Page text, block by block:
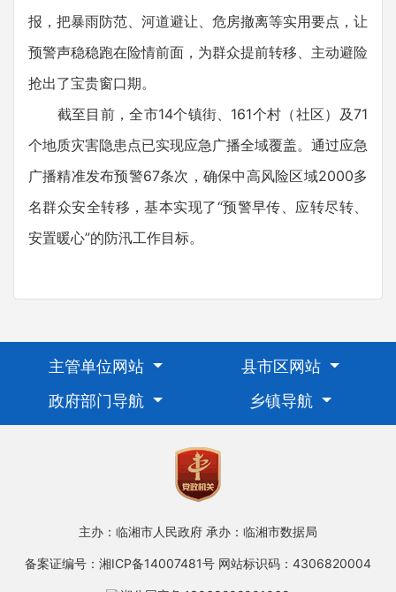
报，把暴雨防范、河道避让、危房撤离等实用要点，让
预警声稳稳跑在险情前面，为群众提前转移、主动避险
抢出了宝贵窗口期。
截至目前，全市14个镇街、161个村（社区）及71
个地质灾害隐患点已实现应急广播全域覆盖。通过应急
广播精准发布预警67条次，确保中高风险区域2000多
名群众安全转移，基本实现了“预警早传、应转尽转、
安置暖心”的防汛工作目标。
主管单位网站
县市区网站
政府部门导航
乡镇导航
主办：临湘市人民政府 承办：临湘市数据局
备案证编号：湘ICP备14007481号 网站标识码：4306820004